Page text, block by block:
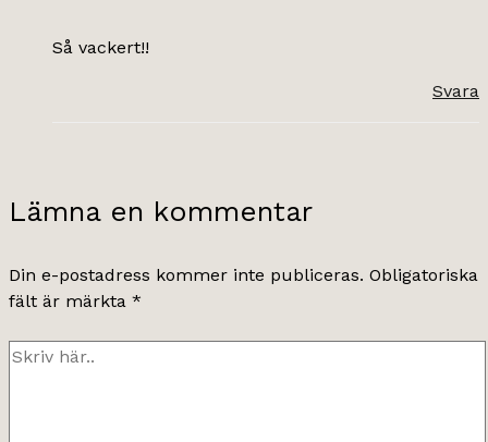
Så vackert!!
Svara
Lämna en kommentar
Din e-postadress kommer inte publiceras. Obligatoriska
fält är märkta *
Skriv